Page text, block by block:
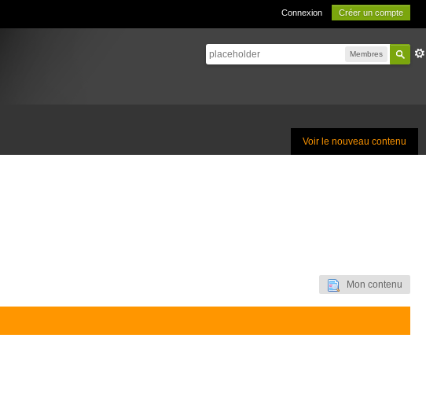
Connexion Créer un compte
Membres
Voir le nouveau contenu
Mon contenu